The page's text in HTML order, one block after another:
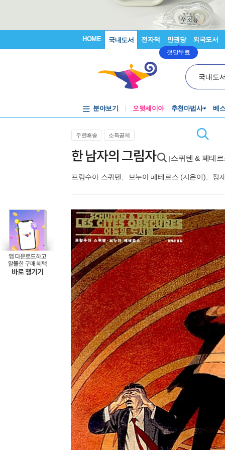
HOME 국내도서 전자책 만권당
첫달무료
외국도서
국내도
분야보기 오뒷세이아 추천마법사 베
무료배송 소득공제
한 남자의 그림자 스퀴텐 & 페테
프랑수아 스퀴텐 브누아 페테르스 (지은이), 정